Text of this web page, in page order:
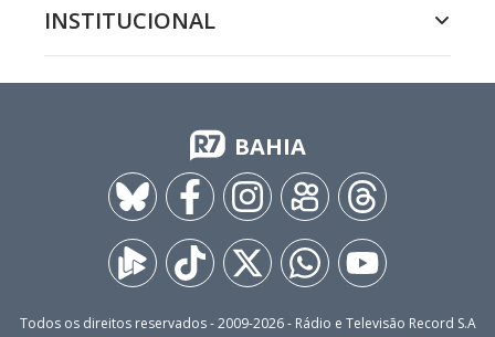
INSTITUCIONAL
BAHIA
Todos os direitos reservados - 2009-2026- Rádio e Televisão Record S.A